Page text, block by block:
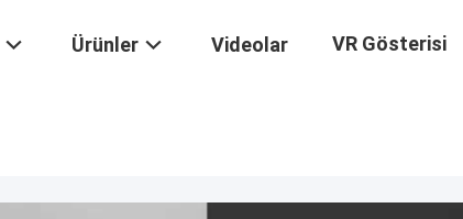
Ürünler Videolar VR Gösterisi